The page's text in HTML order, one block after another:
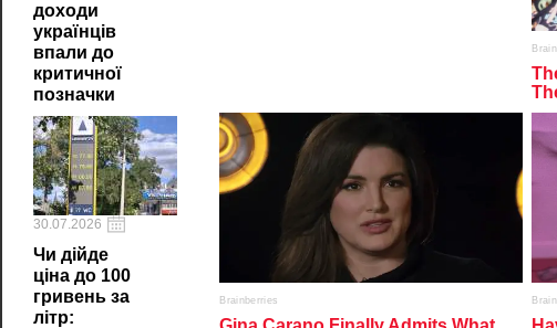
доходи
українців
впали до
критичної
позначки
30.07.2026
Чи дійде
ціна до 100
гривень за
літр: